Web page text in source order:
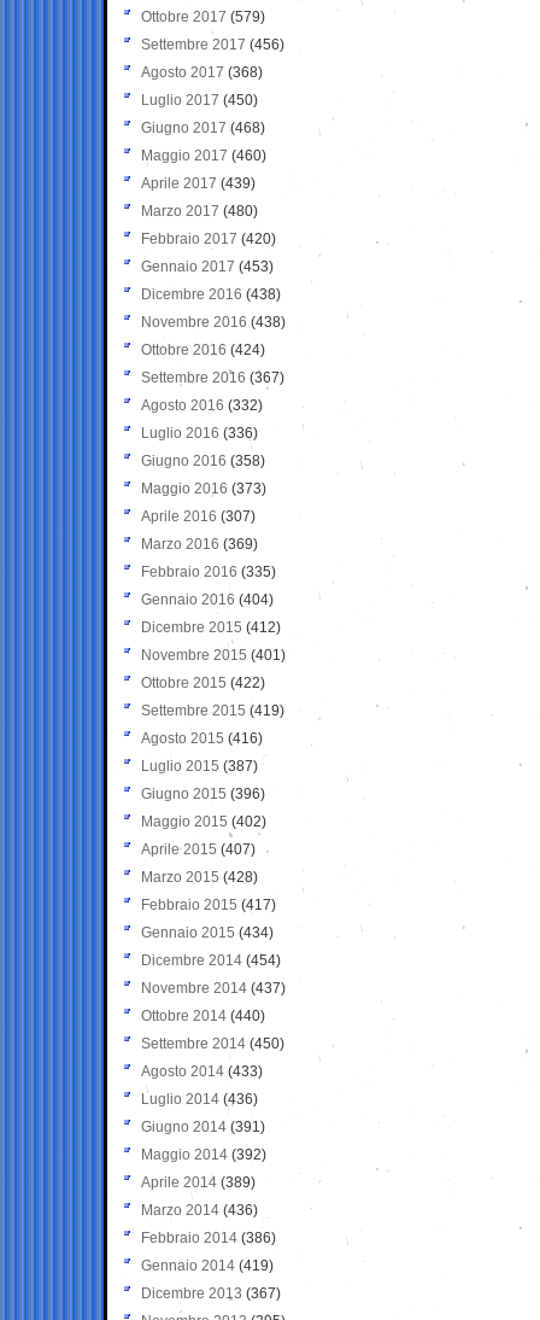
Ottobre 2017 (579)
Settembre 2017 (456)
Agosto 2017 (368)
Luglio 2017 (450)
Giugno 2017 (468)
Maggio 2017 (460)
Aprile 2017 (439)
Marzo 2017 (480)
Febbraio 2017 (420)
Gennaio 2017 (453)
Dicembre 2016 (438)
Novembre 2016 (438)
Ottobre 2016 (424)
Settembre 2016 (367)
Agosto 2016 (332)
Luglio 2016 (336)
Giugno 2016 (358)
Maggio 2016 (373)
Aprile 2016 (307)
Marzo 2016 (369)
Febbraio 2016 (335)
Gennaio 2016 (404)
Dicembre 2015 (412)
Novembre 2015 (401)
Ottobre 2015 (422)
Settembre 2015 (419)
Agosto 2015 (416)
Luglio 2015 (387)
Giugno 2015 (396)
Maggio 2015 (402)
Aprile 2015 (407)
Marzo 2015 (428)
Febbraio 2015 (417)
Gennaio 2015 (434)
Dicembre 2014 (454)
Novembre 2014 (437)
Ottobre 2014 (440)
Settembre 2014 (450)
Agosto 2014 (433)
Luglio 2014 (436)
Giugno 2014 (391)
Maggio 2014 (392)
Aprile 2014 (389)
Marzo 2014 (436)
Febbraio 2014 (386)
Gennaio 2014 (419)
Dicembre 2013 (367)